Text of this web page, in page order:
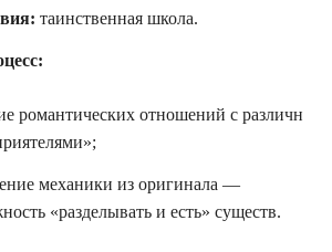
таинственная школа.
романтических отношений с различн
механики из оригинала —
«разделывать и есть» существ.